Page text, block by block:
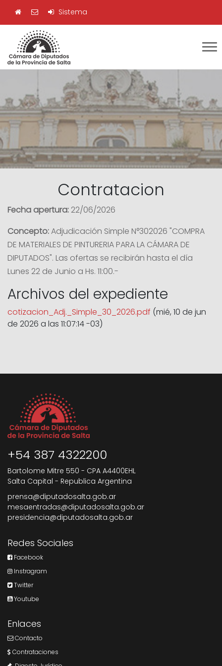
Sistema
Contratacion
Fecha apertura: 22/06/2026
Concepto:Adjudicación Simple N°302026 "COMPRA
DE MATERIALES DE PINTURERIA PARA LA CÁMARA DE
DIPUTADOS". Las ofertas se recibirán hasta el día
Lunes 22 de Junio a Hs. 11:00.-
Archivos del expediente
cotizacion_Adj._Simple_30_2026.pdf (mié, 10 de jun
de 2026 a las 11:07:14 -03)
+54 387 4322200
Bartolome Mitre 550 - CPA A4400EHL
Salta Capital - Republica Argentina
prensa@diputadosalta.gob.ar
mesaentradas@diputadosalta.gob.ar
presidencia@diputadosalta.gob.ar
Redes Sociales
Facebook
Instragram
Twitter
Youtube
Enlaces
Contacto
Contrataciones